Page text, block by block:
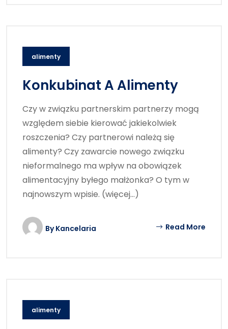
alimenty
Konkubinat A Alimenty
Czy w związku partnerskim partnerzy mogą
względem siebie kierować jakiekolwiek
roszczenia? Czy partnerowi należą się
alimenty? Czy zawarcie nowego związku
nieformalnego ma wpływ na obowiązek
alimentacyjny byłego małżonka? O tym w
najnowszym wpisie. (więcej…)
ByKancelaria Read More
alimenty